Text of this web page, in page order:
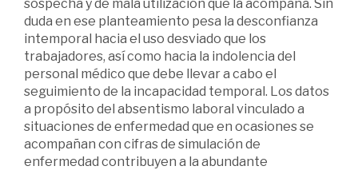
sospecha y de mala utilización que la acompaña. Sin
duda en ese planteamiento pesa la desconfianza
intemporal hacia el uso desviado que los
trabajadores, así como hacia la indolencia del
personal médico que debe llevar a cabo el
seguimiento de la incapacidad temporal. Los datos
a propósito del absentismo laboral vinculado a
situaciones de enfermedad que en ocasiones se
acompañan con cifras de simulación de
enfermedad contribuyen a la abundante